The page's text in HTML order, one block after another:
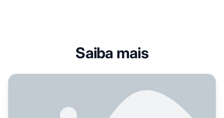
Saiba mais
Como Usar Canais de Anúncio para Rastreamento